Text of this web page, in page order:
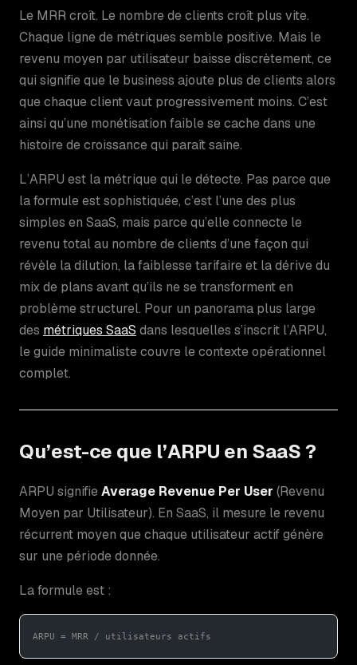
Le MRR croît. Le nombre de clients croît plus vite.
Chaque ligne de métriques semble positive. Mais le
revenu moyen par utilisateur baisse discrètement, ce
qui signifie que le business ajoute plus de clients alors
que chaque client vaut progressivement moins. C’est
ainsi qu’une monétisation faible se cache dans une
histoire de croissance qui paraît saine.
L’ARPU est la métrique qui le détecte. Pas parce que
la formule est sophistiquée, c’est l’une des plus
simples en SaaS, mais parce qu’elle connecte le
revenu total au nombre de clients d’une façon qui
révèle la dilution, la faiblesse tarifaire et la dérive du
mix de plans avant qu’ils ne se transforment en
problème structurel. Pour un panorama plus large
des métriques SaaS dans lesquelles s’inscrit l’ARPU,
le guide minimaliste couvre le contexte opérationnel
complet.
Qu’est-ce que l’ARPU en SaaS ?
ARPU signifie Average Revenue Per User (Revenu
Moyen par Utilisateur). En SaaS, il mesure le revenu
récurrent moyen que chaque utilisateur actif génère
sur une période donnée.
La formule est :
ARPU = MRR / utilisateurs actifs